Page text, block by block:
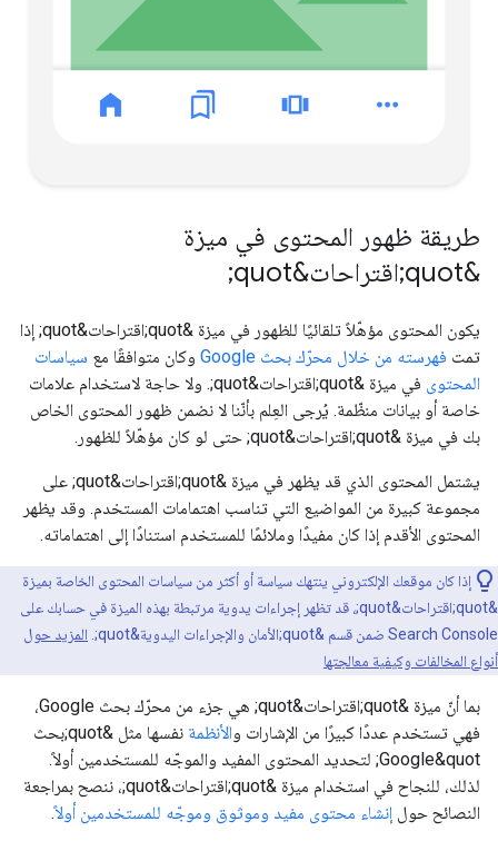
طريقة ظهور المحتوى في ميزة
&quot;اقتراحات&quot;
يكون المحتوى مؤهّلاً تلقائيًا للظهور في ميزة &quot;اقتراحات&quot; إذا
تمت فهرسته من خلال محرّك بحث Google وكان متوافقًا مع سياسات
المحتوى
في ميزة &quot;اقتراحات&quot;. ولا حاجة لاستخدام علامات
خاصة أو بيانات منظّمة. يُرجى العِلم بأنّنا لا نضمن ظهور المحتوى الخاص
بك في ميزة &quot;اقتراحات&quot; حتى لو كان مؤهّلاً للظهور.
يشتمل المحتوى الذي قد يظهر في ميزة &quot;اقتراحات&quot; على
مجموعة كبيرة من المواضيع التي تناسب اهتمامات المستخدم. وقد يظهر
المحتوى الأقدم إذا كان مفيدًا وملائمًا للمستخدم استنادًا إلى اهتماماته.
إذا كان موقعك الإلكتروني ينتهك سياسة أو أكثر من سياسات المحتوى الخاصة بميزة
&quot;اقتراحات&quot;، قد تظهر إجراءات يدوية مرتبطة بهذه الميزة في حسابك على
Search Console ضمن قسم &quot;الأمان والإجراءات اليدوية&quot;.
المزيد حول
أنواع المخالفات وكيفية معالجتها
بما أنّ ميزة &quot;اقتراحات&quot; هي جزء من محرّك بحث Google،
فهي تستخدم عددًا كبيرًا من الإشارات والأنظمة
نفسها مثل &quot;بحث
Google&quot; لتحديد المحتوى المفيد والموجّه للمستخدمين أولاً.
لذلك، للنجاح في استخدام ميزة &quot;اقتراحات&quot;، ننصح بمراجعة
النصائح حول إنشاء محتوى مفيد وموثوق وموجّه للمستخدمين أولاً.